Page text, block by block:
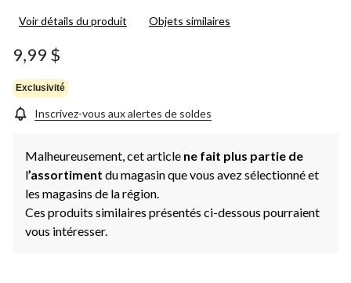
Voir détails du produit Objets similaires
9,99 $
Exclusivité
Inscrivez-vous aux alertes de soldes
Malheureusement, cet article ne fait plus partie de
l’assortiment du magasin que vous avez sélectionné et
les magasins de la région.
Ces produits similaires présentés ci-dessous pourraient
vous intéresser.